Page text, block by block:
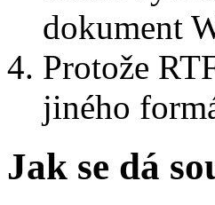
dokument
Protože
jiného
Jak se dá